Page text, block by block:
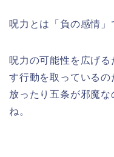
呪力とは「負の感情」
呪力の可能性を広げ
す行動を取っている
放ったり五条が邪魔
ね。